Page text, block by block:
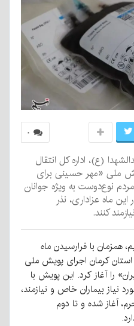
۰
(ع)، اداره کل انتقال
ملی «مهر حسینی برای
نوع‌دوست به ویژه جوانان
ماه عزاداری، نذر
کنند.
همزمان با فرارسیدن ماه
خون استان کرمان اجرای پویش ملی
را آغاز کرد. این پویش با
نیاز بیماران خاص و نیازمند،
آغاز شده و تا دوم